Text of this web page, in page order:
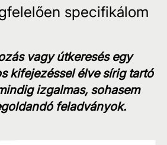
specifikálom
vagy útkeresés egy
kifejezéssel élve sírig tartó
izgalmas, sohasem
feladványok.